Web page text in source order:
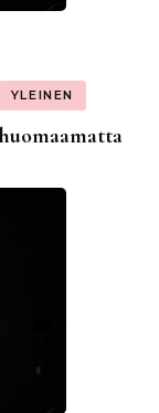
YLEINEN